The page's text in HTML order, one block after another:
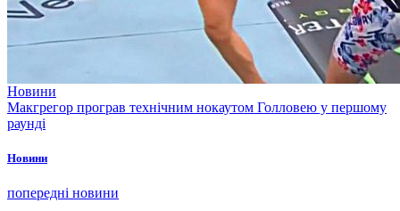
Новини
Макгрегор програв технічним нокаутом Голловею у першому
раунді
Новини
попередні новини